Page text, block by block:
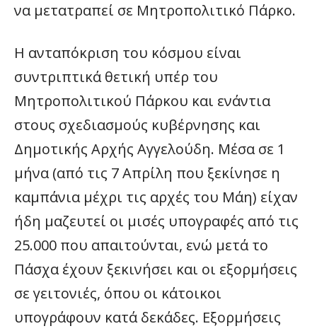
να μετατραπεί σε Μητροπολιτικό Πάρκο.
Η ανταπόκριση του κόσμου είναι
συντριπτικά θετική υπέρ του
Μητροπολιτικού Πάρκου και ενάντια
στους σχεδιασμούς κυβέρνησης και
Δημοτικής Αρχής Αγγελούδη. Μέσα σε 1
μήνα (από τις 7 Απρίλη που ξεκίνησε η
καμπάνια μέχρι τις αρχές του Μάη) είχαν
ήδη μαζευτεί οι μισές υπογραφές από τις
25.000 που απαιτούνται, ενώ μετά το
Πάσχα έχουν ξεκινήσει και οι εξορμήσεις
σε γειτονιές, όπου οι κάτοικοι
υπογράφουν κατά δεκάδες. Εξορμήσεις